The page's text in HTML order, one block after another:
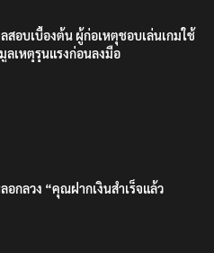
สอบเบื้องต้น ผู้ก่อเหตุชอบเล่นเกมใช้
เหตุรุนแรงก่อนลงมือ
อกลวง “คุณฝากเงินสำเร็จแล้ว